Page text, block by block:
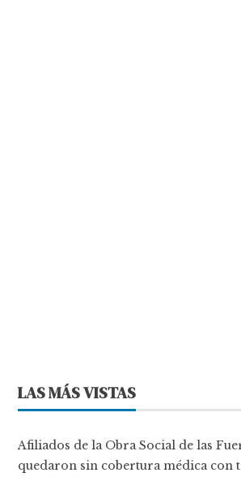
LAS MÁS VISTAS
Afiliados de la Obra Social de las
quedaron sin cobertura médica con